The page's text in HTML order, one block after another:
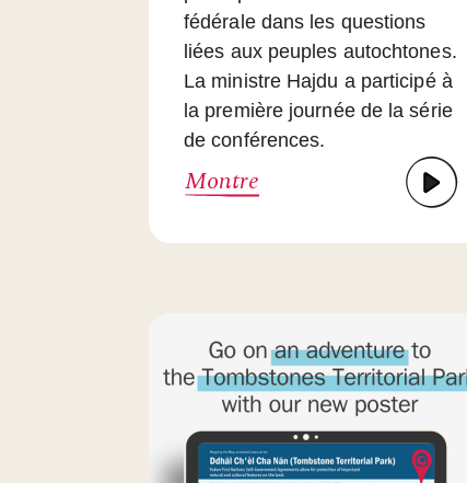
fédérale dans les questions
liées aux peuples autochtones.
La ministre Hajdu a participé à
la première journée de la série
de conférences.
Montre